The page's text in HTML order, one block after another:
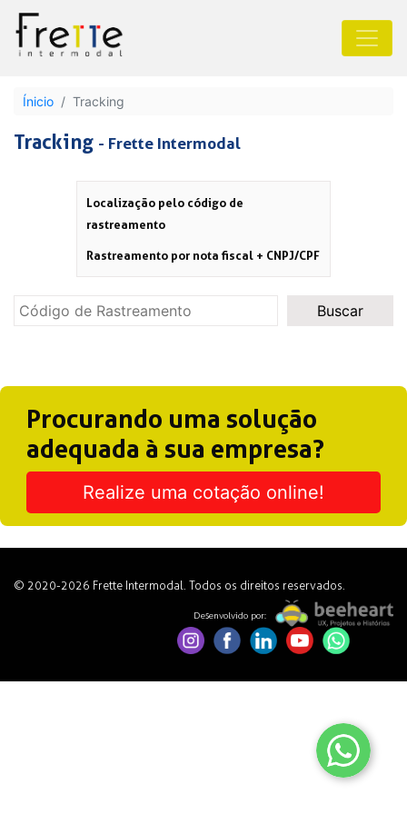
Ínicio Tracking
Tracking - Frette Intermodal
Localização pelo código de
rastreamento
Rastreamento por nota fiscal + CNPJ/CPF
Procurando uma solução
adequada à sua empresa?
Realize uma cotação online!
© 2020-2026 Frette Intermodal. Todos os direitos reservados.
Desenvolvido por: